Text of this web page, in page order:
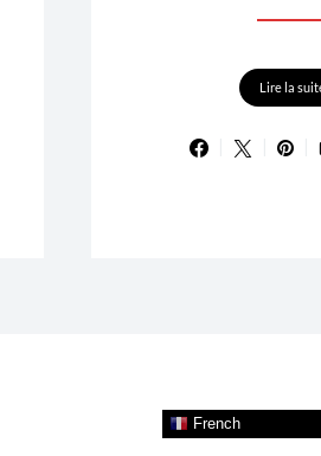
Lire la
French